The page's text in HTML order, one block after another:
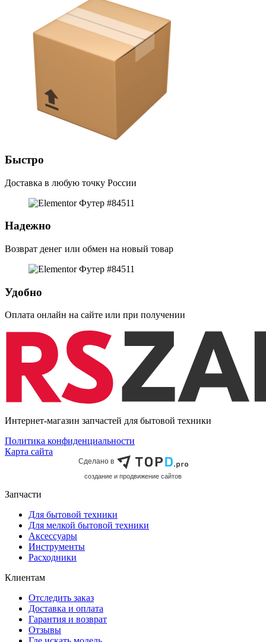
Быстро
Доставка в любую точку России
Надежно
Возврат денег или обмен на новый товар
Удобно
Оплата онлайн на сайте или при получении
Интернет-магазин запчастей для бытовой техники
Политика конфиденциальности
Карта сайта
Сделано в
cоздание и продвижение сайтов
Запчасти
Для бытовой техники
Для мелкой бытовой техники
Аксессуары
Инструменты
Расходники
Клиентам
Отследить заказ
Доставка и оплата
Гарантия и возврат
Отзывы